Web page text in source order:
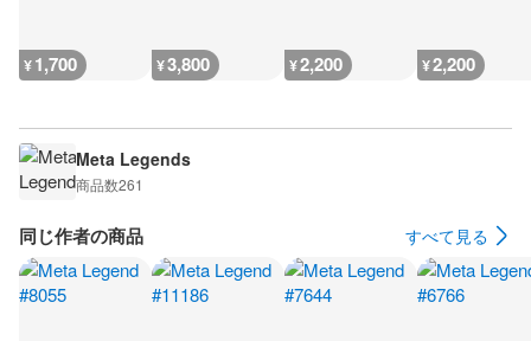
¥1,700 ¥3,800 ¥2,200 ¥2,200
Meta Legends
商品数261
同じ作者の商品 すべて見る